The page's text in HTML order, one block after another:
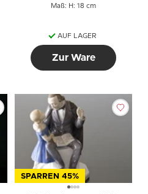
Maß: H: 18 cm
AUF LAGER
Zur Ware
SPARREN 45%